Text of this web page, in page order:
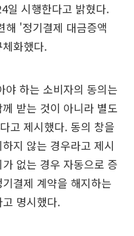
일 시행한다고 밝혔다.
해 '정기결제 대금증액
화했다.
야 하는 소비자의 동의는
받는 것이 아니라 별도
고 제시했다. 동의 창을
지 않는 경우라고 제시
없는 경우 자동으로 증
결제 계약을 해지하는
명시했다.